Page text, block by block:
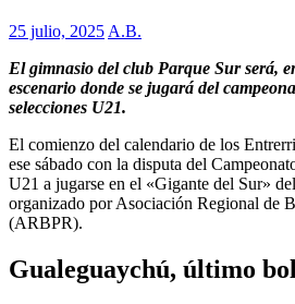
25 julio, 2025 A.B.
El gimnasio del club Parque Sur será,
escenario donde se jugará del
selecciones U21.
El comienzo del calendario de los
ese sábado con la disputa del
U21 a jugarse en el «Gigante del Sur»
organizado por Asociación Regional de
(ARBPR).
Gualeguaychú, último